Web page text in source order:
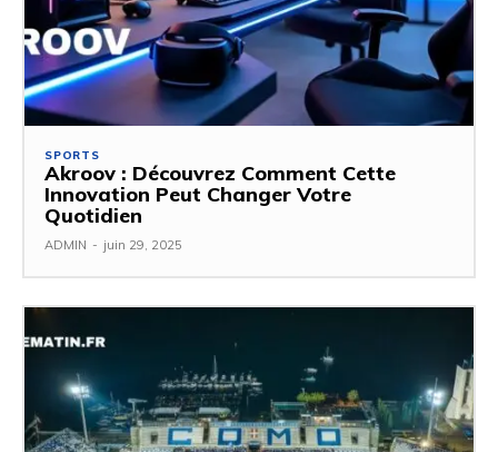
SPORTS
Akroov : Découvrez Comment Cette
Innovation Peut Changer Votre
Quotidien
ADMIN - juin 29, 2025